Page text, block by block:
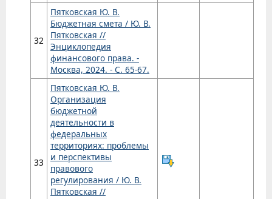
32
Пятковская Ю. В.
Бюджетная смета / Ю. В.
Пятковская //
Энциклопедия
финансового права. -
Москва, 2024. - С. 65-67.
33
Пятковская Ю. В.
Организация
бюджетной
деятельности в
федеральных
территориях: проблемы
и перспективы
правового
регулирования / Ю. В.
Пятковская //